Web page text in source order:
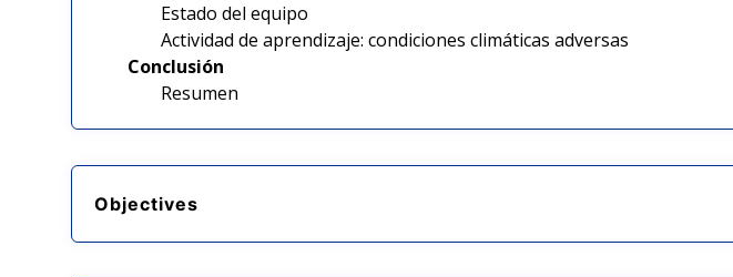
Estado del equipo
Actividad de aprendizaje: condiciones climáticas adversas
Conclusión
Resumen
Objectives